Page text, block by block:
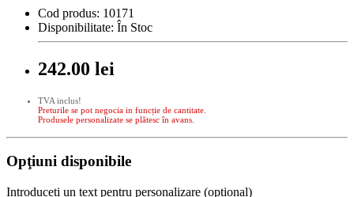
Cod produs: 10171
Disponibilitate: În Stoc
242.00 lei
TVA inclus!
Preturile se pot negocia in funcție de cantitate.
Produsele personalizate se plătesc în avans.
Opţiuni disponibile
Introduceti un text pentru personalizare (opțional)